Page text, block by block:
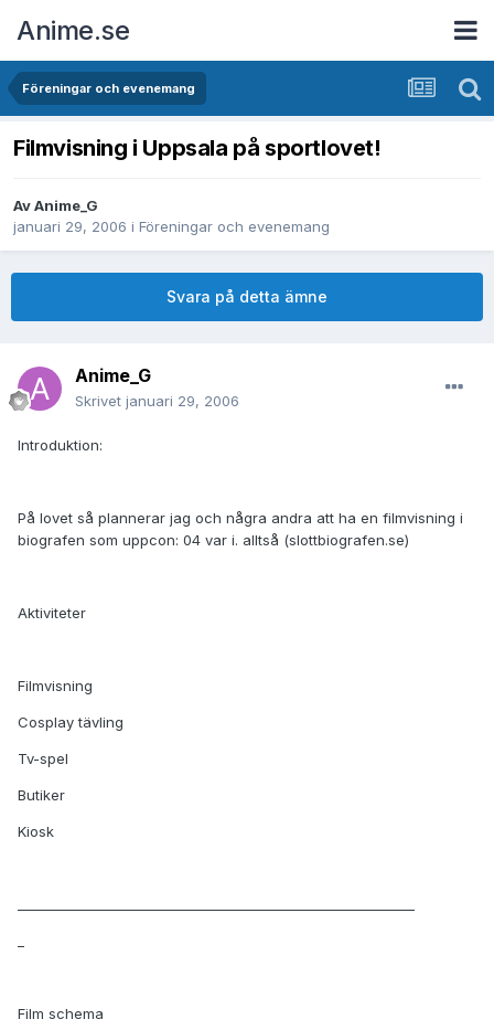
Anime.se
Föreningar och evenemang
Filmvisning i Uppsala på sportlovet!
AvAnime_G
januari 29, 2006 i Föreningar och evenemang
Svara på detta ämne
Anime_G
Skrivet januari 29, 2006
Introduktion:
På lovet så plannerar jag och några andra att ha en filmvisning i
biografen som uppcon: 04 var i. alltså (slottbiografen.se)
Aktiviteter
Filmvisning
Cosplay tävling
Tv-spel
Butiker
Kiosk
Film schema